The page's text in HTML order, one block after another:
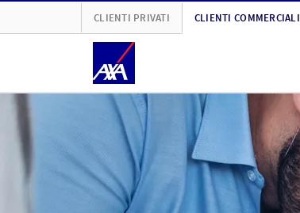
CLIENTI PRIVATI CLIENTI COMMERCIALI